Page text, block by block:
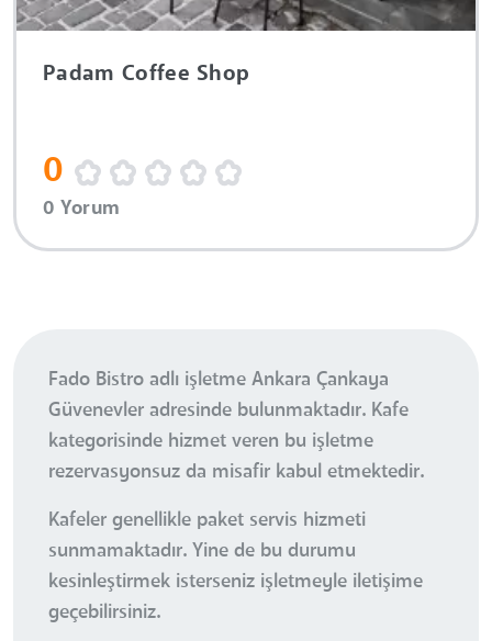
Padam Coffee Shop
0
0 Yorum
Fado Bistro adlı işletme Ankara Çankaya
Güvenevler adresinde bulunmaktadır. Kafe
kategorisinde hizmet veren bu işletme
rezervasyonsuz da misafir kabul etmektedir.
Kafeler genellikle paket servis hizmeti
sunmamaktadır. Yine de bu durumu
kesinleştirmek isterseniz işletmeyle iletişime
geçebilirsiniz.